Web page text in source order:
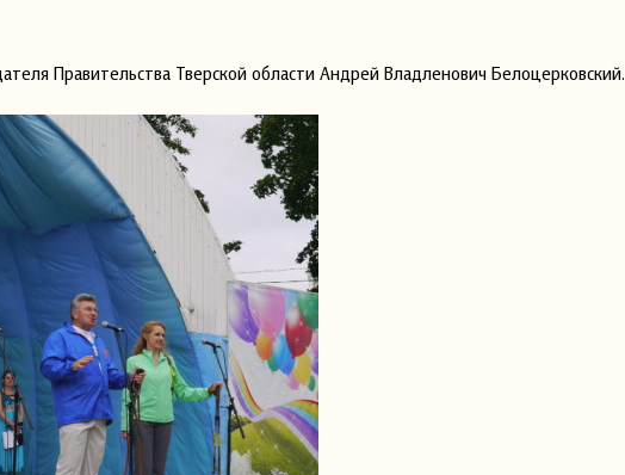
Правительства Тверской области Андрей Владленович Белоцерковский.